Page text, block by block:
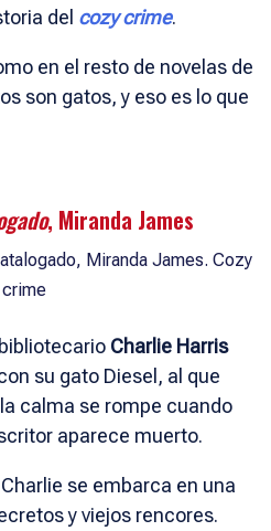
del cozy crime.
en el resto de novelas de
son gatos, y eso es lo que
, Miranda James
Charlie Harris
su gato Diesel, al que
calma se rompe cuando
aparece muerto.
se embarca en una
y viejos rencores.